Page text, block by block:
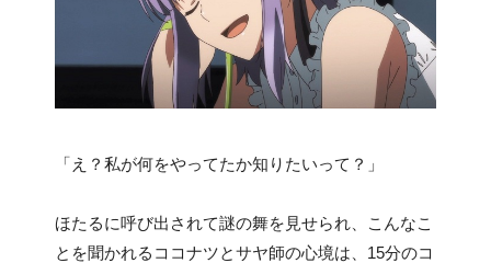
「え？私が何をやってたか知りたいって？」
ほたるに呼び出されて謎の舞を見せられ、こんなこ
とを聞かれるココナツとサヤ師の心境は、15分のコ